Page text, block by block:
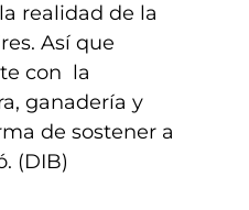
realidad de la
Así que
con la
ganadería y
de sostener a
(DIB)